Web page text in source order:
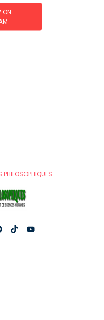
ON
PHILOSOPHIQUES